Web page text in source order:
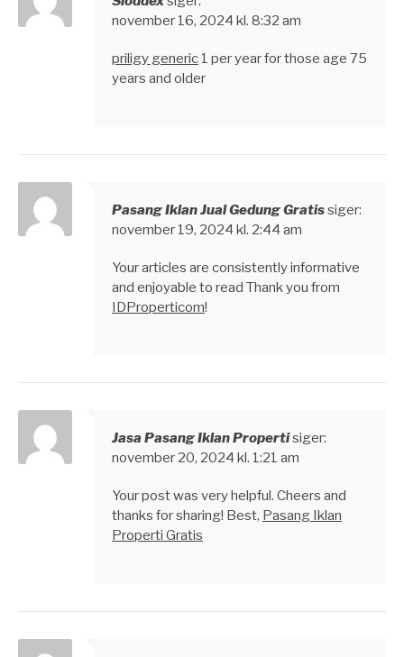
november 16, 2024 kl. 8:32 am
priligy generic 1 per year for those age 75
years and older
Pasang Iklan Jual Gedung Gratissiger:
november 19, 2024 kl. 2:44 am
Your articles are consistently informative
and enjoyable to read Thank you from
IDProperticom!
Jasa Pasang Iklan Propertisiger:
november 20, 2024 kl. 1:21 am
Your post was very helpful. Cheers and
thanks for sharing! Best, Pasang Iklan
Properti Gratis